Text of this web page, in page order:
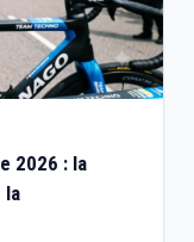
2026 : la
la